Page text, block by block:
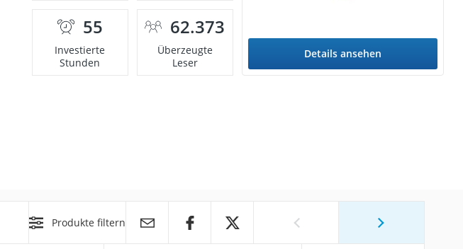
55
Investierte
Stunden
62.373
Überzeugte
Leser
Details ansehen
Produkte filtern